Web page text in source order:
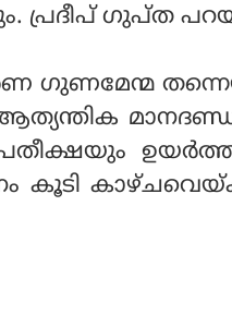
പ്രദീപ് ഗുപ്ത
ഗുണമേന്മ
കൂടി